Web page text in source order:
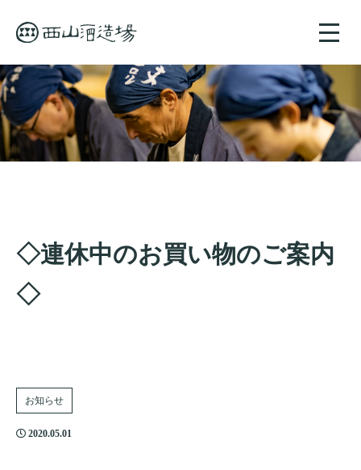
toggle
◇連休中のお買い物のご案内
◇
お知らせ
2020.05.01